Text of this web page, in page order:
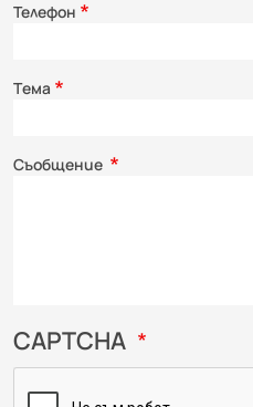
Телефон
Τема
Съобщение
CAPTCHA